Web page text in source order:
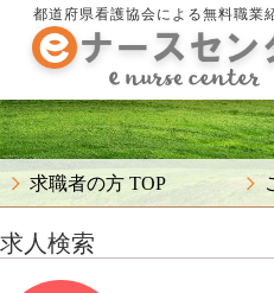
都道府県看護協会による無料職業
求職者の方 TOP
求人検索